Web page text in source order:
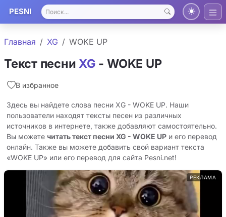
PESNI
Главная XG WOKE UP
Текст песни XG - WOKE UP
В избранное
Здесь вы найдете слова песни XG - WOKE UP. Наши
пользователи находят тексты песен из различных
источников в интернете, также добавляют самостоятельно.
Вы можете читать текст песни XG - WOKE UP и его перевод
онлайн. Также вы можете добавить свой вариант текста
«WOKE UP» или его перевод для сайта Pesni.net!
РЕКЛАМА